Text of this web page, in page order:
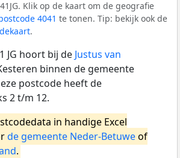
Klik op de kaart om de geografie
4041 te tonen. Tip: bekijk ook de
.
JG hoort bij de Justus van
binnen de gemeente
postcode heeft de
2 t/m 12.
in handige Excel
de gemeente Neder-Betuweof
.